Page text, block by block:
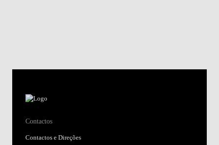
Contactos
Contactos e Direções